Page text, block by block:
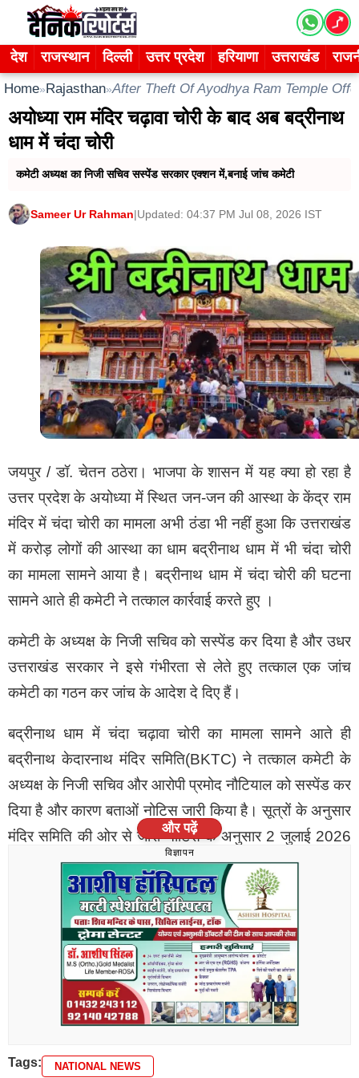
content
देश राजस्थान दिल्ली उत्तर प्रदेश हरियाणा उत्तराखंड
Home»Rajasthan»After Theft Of Ayodhya Ram Temple
अयोध्या राम मंदिर चढ़ावा चोरी के बाद अब बद्रीनाथ
धाम में चंदा चोरी
कमेटी अध्यक्ष का निजी सचिव सस्पेंड सरकार एक्शन में,बनाई जांच कमेटी
Sameer Ur Rahman|Updated: 04:37 PM Jul 08, 2026 IST
जयपुर / डॉ. चेतन ठठेरा। भाजपा के शासन में यह क्या हो रहा है
उत्तर प्रदेश के अयोध्या में स्थित जन-जन की आस्था के केंद्र राम
मंदिर में चंदा चोरी का मामला अभी ठंडा भी नहीं हुआ कि उत्तराखंड
में करोड़ लोगों की आस्था का धाम बद्रीनाथ धाम में भी चंदा चोरी
का मामला सामने आया है। बद्रीनाथ धाम में चंदा चोरी की घटना
सामने आते ही कमेटी ने तत्काल कार्रवाई करते हुए ।
कमेटी के अध्यक्ष के निजी सचिव को सस्पेंड कर दिया है और उधर
उत्तराखंड सरकार ने इसे गंभीरता से लेते हुए तत्काल एक जांच
कमेटी का गठन कर जांच के आदेश दे दिए हैं।
बद्रीनाथ धाम में चंदा चढ़ावा चोरी का मामला सामने आते ही
बद्रीनाथ केदारनाथ मंदिर समिति(BKTC) ने तत्काल कमेटी के
अध्यक्ष के निजी सचिव और आरोपी प्रमोद नौटियाल को सस्पेंड कर
दिया है और कारण बताओं नोटिस जारी किया है। सूत्रों के अनुसार
मंदिर समिति की ओर से जारी नोटिस के अनुसार 2 जुलाई 2026
को मंदिर परिसर में लगे सीसीटीवी कैमरे के फुटेज को खंगाल गया ।
तो इस दौरान खुलासा हुआ कि समिति के अध्यक्ष के निजी सचिव
प्रमोद नौटियाल ने थाली भेंट गणना स्थल पर सामान्य गिनती के
अलावा कुछ चीज अपने मोबाइल के साथ अपने पास रख ली थी और
यह पूरा घटनाक्रम सीसीटीवी कैमरे में ऑन कैमरा कैद हो गया।
मंदिर समिति ने इस फुटेज और सबूत के आधार पर आरोपी से 48
है? समिति का मानना है कि यह हरकत सामान्य थाली भेंट गणना
और पढ़ें
विज्ञापन
Tags: NATIONAL NEWS